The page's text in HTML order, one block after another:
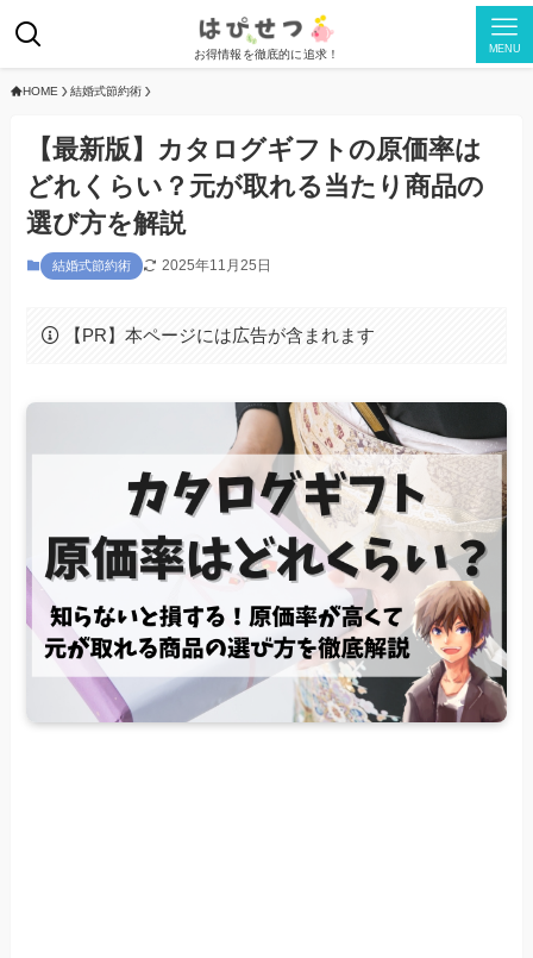
お得情報を徹底的に追求！ MENU
HOME 結婚式節約術
【最新版】カタログギフトの原価率は
どれくらい？元が取れる当たり商品の
選び方を解説
結婚式節約術 2025年11月25日
【PR】本ページには広告が含まれます